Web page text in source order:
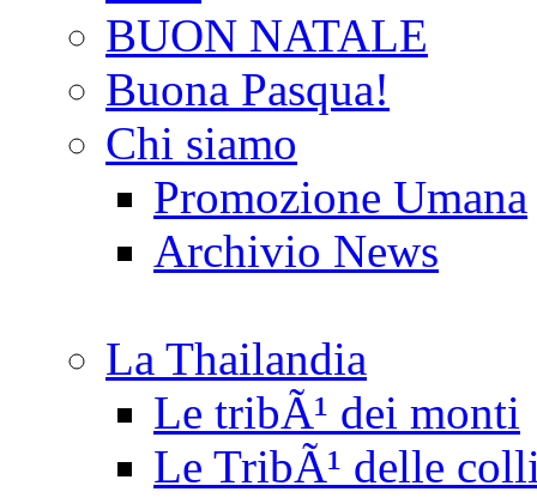
BUON NATALE
Buona Pasqua!
Chi siamo
Promozione Umana
Archivio News
La Thailandia
Le tribÃ¹ dei monti
Le TribÃ¹ delle